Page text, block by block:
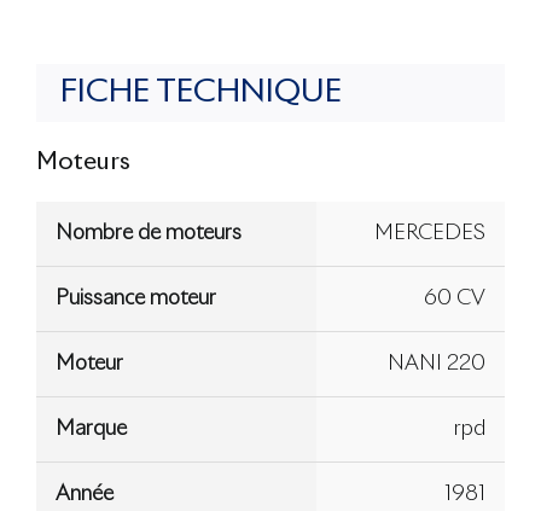
FICHE TECHNIQUE
Moteurs
Nombre de moteurs MERCEDES
Puissance moteur 60 CV
Moteur NANI 220
Marque rpd
Année 1981